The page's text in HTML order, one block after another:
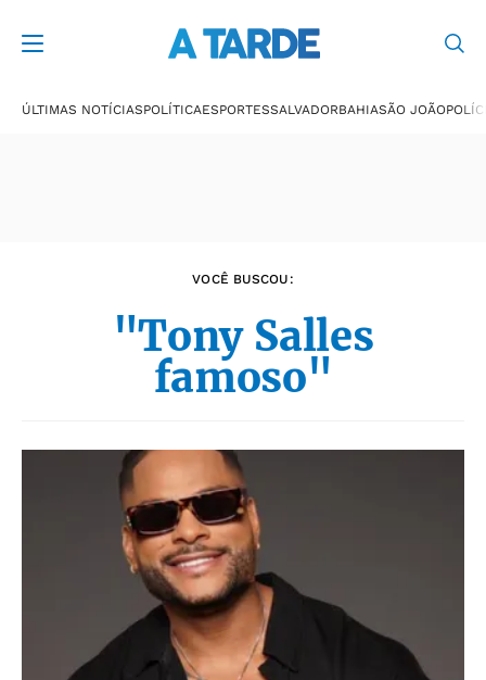
ÚLTIMAS NOTÍCIASPOLÍTICAESPORTESSALVADORBAHIASÃO JOÃO
VOCÊ BUSCOU:
"Tony Salles
famoso"